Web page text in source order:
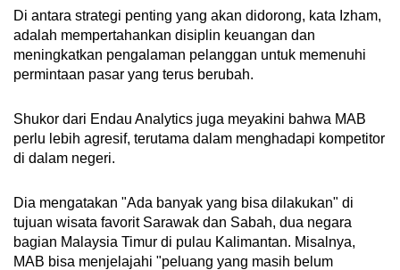
Di antara strategi penting yang akan didorong, kata Izham,
adalah mempertahankan disiplin keuangan dan
meningkatkan pengalaman pelanggan untuk memenuhi
permintaan pasar yang terus berubah.
Shukor dari Endau Analytics juga meyakini bahwa MAB
perlu lebih agresif, terutama dalam menghadapi kompetitor
di dalam negeri.
Dia mengatakan "Ada banyak yang bisa dilakukan" di
tujuan wisata favorit Sarawak dan Sabah, dua negara
bagian Malaysia Timur di pulau Kalimantan. Misalnya,
MAB bisa menjelajahi "peluang yang masih belum